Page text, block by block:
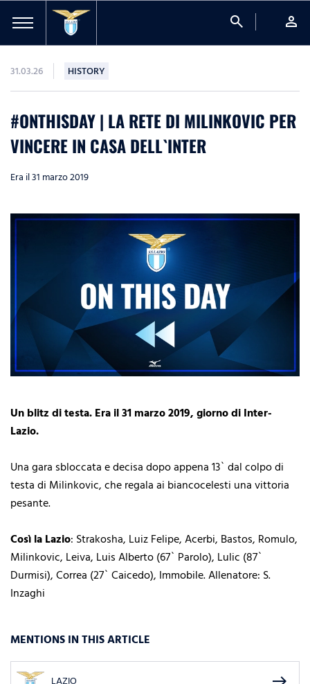
search person
31.03.26 HISTORY
#ONTHISDAY | LA RETE DI MILINKOVIC PER
VINCERE IN CASA DELL`INTER
Era il 31 marzo 2019
Un blitz di testa. Era il 31 marzo 2019, giorno di Inter-
Lazio.
Una gara sbloccata e decisa dopo appena 13` dal colpo di
testa di Milinkovic, che regala ai biancocelesti una vittoria
pesante.
Così la Lazio: Strakosha, Luiz Felipe, Acerbi, Bastos, Romulo,
Milinkovic, Leiva, Luis Alberto (67` Parolo), Lulic (87`
Durmisi), Correa (27` Caicedo), Immobile. Allenatore: S.
Inzaghi
MENTIONS IN THIS ARTICLE